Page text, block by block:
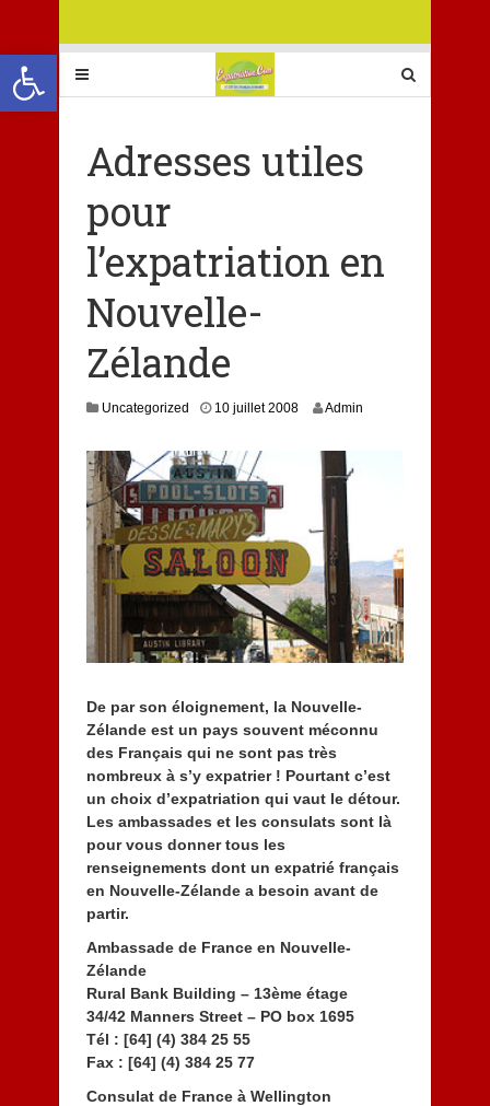
Ouvrir la barre d’outils
Adresses utiles
pour
l’expatriation en
Nouvelle-
Zélande
Uncategorized 10 juillet 20082
b
e
2
0
1
4
Admin
De par son éloignement, la Nouvelle-
Zélande est un pays souvent méconnu
des Français qui ne sont pas très
nombreux à s’y expatrier ! Pourtant c’est
un choix d’expatriation qui vaut le détour.
Les ambassades et les consulats sont là
pour vous donner tous les
renseignements dont un expatrié français
en Nouvelle-Zélande a besoin avant de
partir.
Ambassade de France en Nouvelle-
Zélande
Rural Bank Building – 13ème étage
34/42 Manners Street – PO box 1695
Tél : [64] (4) 384 25 55
Fax : [64] (4) 384 25 77
Consulat de France à Wellington